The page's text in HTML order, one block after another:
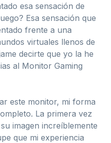
esa sensación de
Esa sensación que
frente a una
virtuales llenos de
decirte que yo la he
al Monitor Gaming
este monitor, mi forma
La primera vez
imagen increíblemente
que mi experiencia